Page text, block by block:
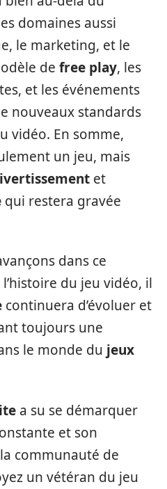
domaines aussi
le marketing, et le
de free play, les
et les événements
nouveaux standards
vidéo. En somme,
un jeu, mais
et
qui restera gravée
dans ce
du jeu vidéo, il
continuera d’évoluer et
toujours une
le monde du jeux
a su se démarquer
et son
communauté de
un vétéran du jeu